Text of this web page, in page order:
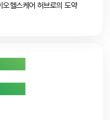
오헬스케어 허브로의 도약